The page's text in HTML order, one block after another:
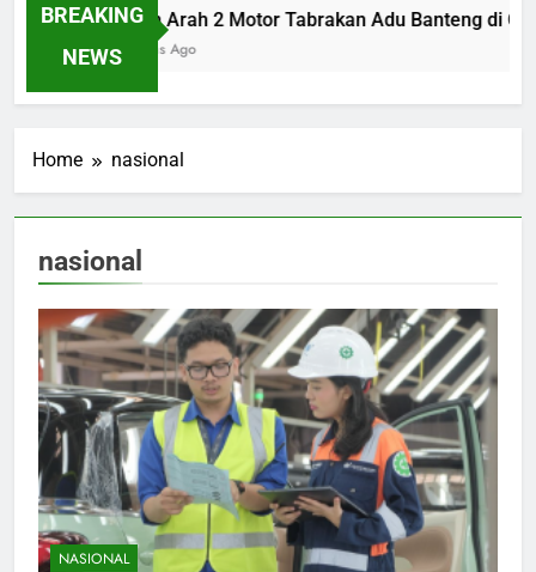
BREAKING
NEWS
Lawan Arah 2 Motor Tabrakan Adu Banteng di
4 Months Ago
Home nasional
nasional
NASIONAL